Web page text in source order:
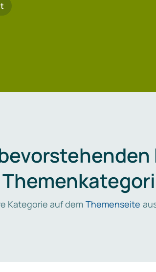
Kategorie auf dem Themenseite